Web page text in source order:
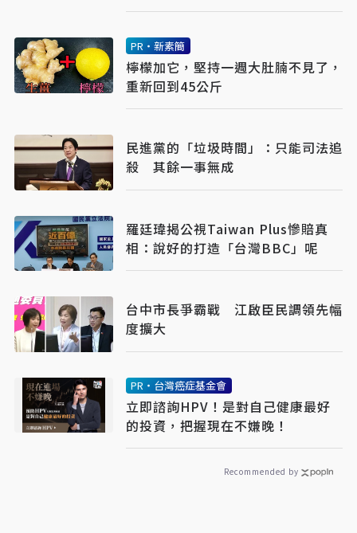
PR・新素簡
檸檬加它，堅持一週大肚腩不見了，
重新回到45公斤
民進黨的「垃圾時間」：只能司法追
殺 其餘一事無成
羅廷瑋揭公視Taiwan Plus慘賠真
相：說好的打造「台灣BBC」呢
台中市長爭霸戰 江啟臣民調領先幅
度擴大
PR・台灣癌症基金會
立即諮詢HPV！是對自己健康最好
的投資，把握現在不嫌晚！
Recommended by